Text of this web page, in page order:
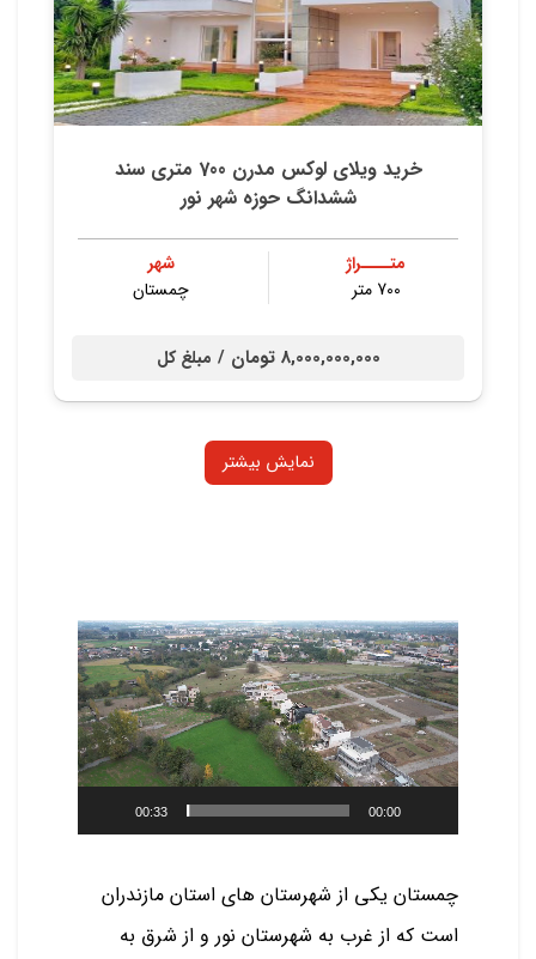
خرید ویلای لوکس مدرن 700 متری سند
ششدانگ حوزه شهر نور
متــــراژ
700 متر
شهر
چمستان
8,000,000,000 تومان / مبلغ کل
نمایش بیشتر
نمایشگر
ویدیو
00:00
00:33
چمستان یکی از شهرستان های استان مازندران
است که از غرب به شهرستان نور و از شرق به